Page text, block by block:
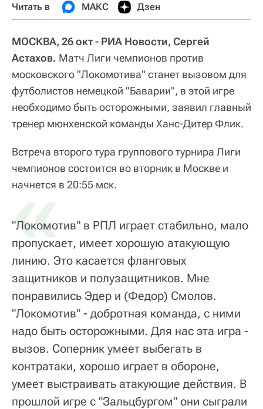
Читать в МАКС Дзен
МОСКВА, 26 окт - РИА Новости, Сергей
Астахов. Матч Лиги чемпионов против
московского "Локомотива" станет вызовом для
футболистов немецкой "Баварии", в этой игре
необходимо быть осторожными, заявил главный
тренер мюнхенской команды Ханс-Дитер Флик.
Встреча второго тура группового турнира Лиги
чемпионов состоится во вторник в Москве и
начнется в 20:55 мск.
«
"Локомотив" в РПЛ играет стабильно, мало
пропускает, имеет хорошую атакующую
линию. Это касается фланговых
защитников и полузащитников. Мне
понравились Эдер и (Федор) Смолов.
"Локомотив" - добротная команда, с ними
надо быть осторожными. Для нас эта игра -
вызов. Соперник умеет выбегать в
контратаки, хорошо играет в обороне,
умеет выстраивать атакующие действия. В
прошлой игре с "Зальцбургом" они сыграли